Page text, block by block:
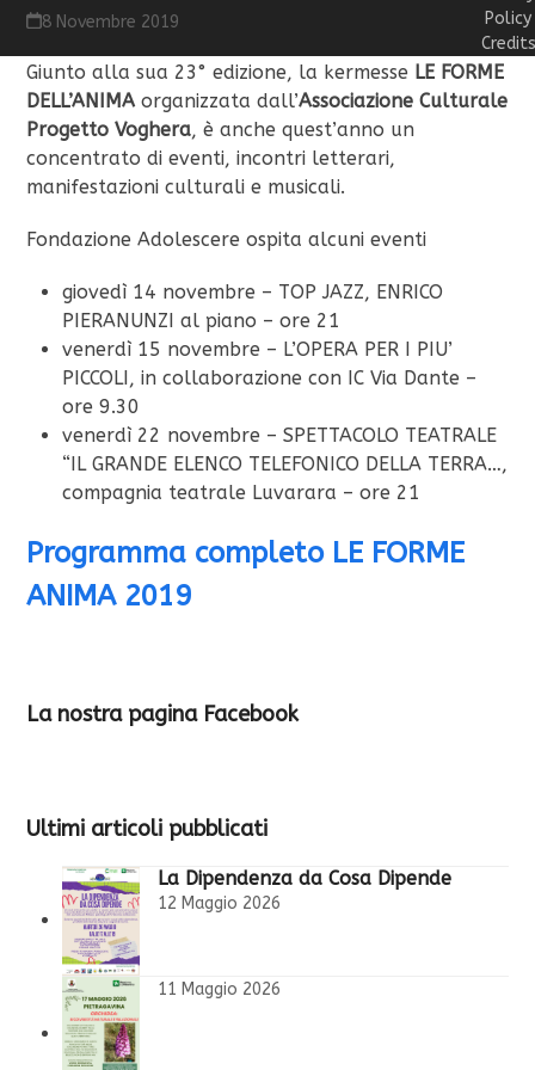
8 Novembre 2019
Giunto alla sua 23° edizione, la kermesse LE FORME
DELL’ANIMA organizzata dall’Associazione Culturale
Progetto Voghera, è anche quest’anno un
concentrato di eventi, incontri letterari,
manifestazioni culturali e musicali.
Fondazione Adolescere ospita alcuni eventi
giovedì 14 novembre – TOP JAZZ, ENRICO
PIERANUNZI al piano – ore 21
venerdì 15 novembre – L’OPERA PER I PIU’
PICCOLI, in collaborazione con IC Via Dante –
ore 9.30
venerdì 22 novembre – SPETTACOLO TEATRALE
“IL GRANDE ELENCO TELEFONICO DELLA TERRA…,
compagnia teatrale Luvarara – ore 21
Programma completo LE FORME
ANIMA 2019
La nostra pagina Facebook
Ultimi articoli pubblicati
La Dipendenza da Cosa Dipende
12 Maggio 2026
11 Maggio 2026
Policy
Credits